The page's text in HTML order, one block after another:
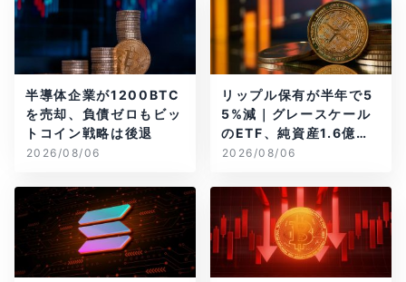
半導体企業が1200BTC
を売却、負債ゼロもビッ
トコイン戦略は後退
2026/08/06
リップル保有が半年で5
5%減｜グレースケール
のETF、純資産1.6億ド
ル減
2026/08/06